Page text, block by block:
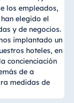
los empleados,
elegido el
y de negocios.
implantado un
hoteles, en
concienciación
de a
medidas de